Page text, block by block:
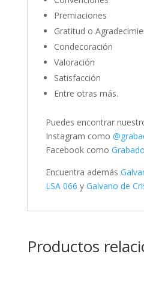
Premiaciones
Gratitud o
Condecoración
Valoración
Satisfacción
Entre otras más.
Puedes encontrar
Instagram como
Facebook como
Encuentra además
LSA 066 y Galvano de
Productos